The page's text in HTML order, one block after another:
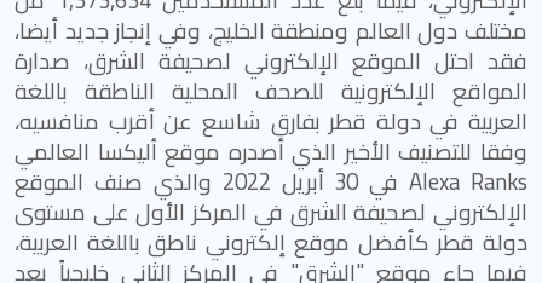
مختلف دول العالم ومنطقة الخليج، وفي إنجاز جديد أيضا،
فقد احتل الموقع الإلكتروني لصحيفة الشرق، صدارة
المواقع الإلكترونية للصحف المحلية الناطقة باللغة
العربية في دولة قطر بفارق شاسع عن أقرب منافسيه،
وفقا للتصنيف الأخير الذي أصدره موقع أليكسا العالمي
Alexa Ranks في 30 أبريل 2022 والذي صنف الموقع
الإلكتروني لصحيفة الشرق في المركز الأول على مستوى
دولة قطر كأفضل موقع إلكتروني ناطق باللغة العربية،
فيما جاء موقع "الشرق" في المركز الثاني خليجياً بعد